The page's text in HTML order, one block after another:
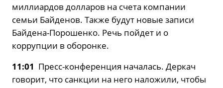
миллиардов долларов на счета компании
семьи Байденов. Также будут новые записи
Байдена-Порошенко. Речь пойдет и о
коррупции в оборонке.
11:01 Пресс-конференция началась. Деркач
говорит, что санкции на него наложили, чтобы